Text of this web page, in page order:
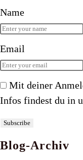
Name
Email
Mit deiner
Infos findest du in
Blog-Archiv